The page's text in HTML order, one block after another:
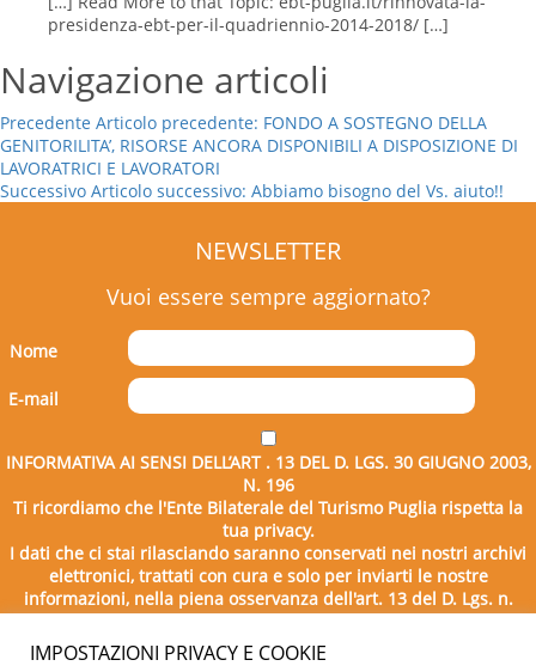
presidenza-ebt-per-il-quadriennio-2014-2018/ […]
Navigazione articoli
Precedente Articolo precedente: FONDO A SOSTEGNO DELLA
GENITORILITA’, RISORSE ANCORA DISPONIBILI A DISPOSIZIONE DI
LAVORATRICI E LAVORATORI
Successivo Articolo successivo: Abbiamo bisogno del Vs. aiuto!!
NEWSLETTER
Vuoi essere sempre aggiornato?
Nome
E-mail
INFORMATIVA AI SENSI DELL’ART . 13 DEL D. LGS. 30 GIUGNO 2003,
N. 196
Ti ricordiamo che l'Ente Bilaterale del Turismo Puglia rispetta la
tua privacy.
I dati che ci stai rilasciando saranno conservati nei nostri archivi
elettronici, trattati con cura e solo per inviarti le nostre
informazioni, nella piena osservanza dell'art. 13 del D. Lgs. n.
196/2003.
IMPOSTAZIONI PRIVACY E COOKIE